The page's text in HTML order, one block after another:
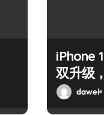
iPhone
双升级
dawei